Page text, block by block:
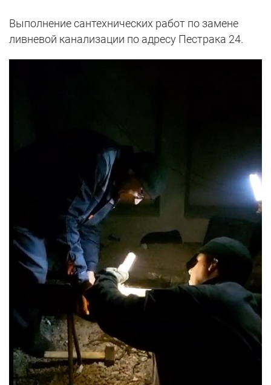
Выполнение сантехнических работ по замене
ливневой канализации по адресу Пестрака 24.